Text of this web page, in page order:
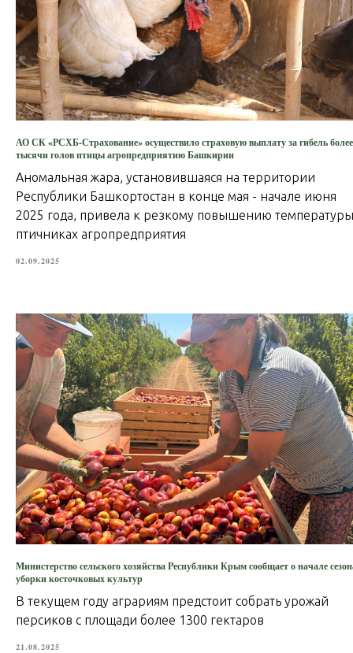
АО СК «РСХБ-Страхование» осуществило страховую выплату за гибель
тысячи голов птицы агропредприятию Башкирии
Аномальная жара, установившаяся на территории
Республики Башкортостан в конце мая - начале июня
2025 года, привела к резкому повышению
птичниках агропредприятия
02.09.2025
Министерство сельского хозяйства Республики Крым сообщает о начале
уборки косточковых культур
В текущем году аграриям предстоит собрать урожай
персиков с площади более 1300 гектаров
21.08.2025